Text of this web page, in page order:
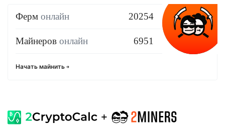
Ферм онлайн 20254
Майнеров онлайн 6951
Начать майнить